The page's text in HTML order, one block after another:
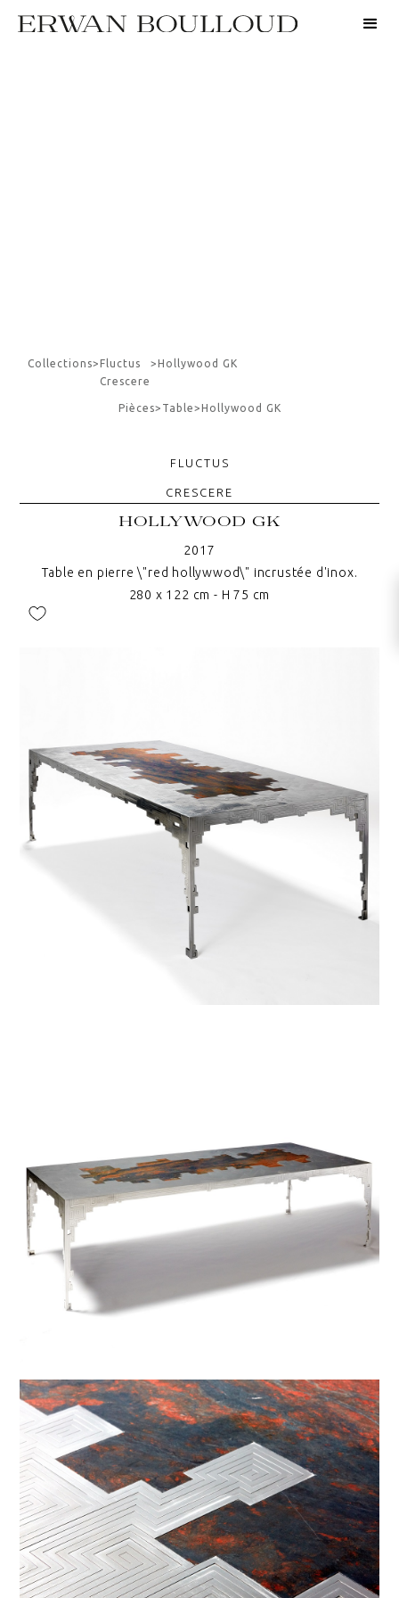
Collections>Fluctus
Crescere
>Hollywood GK
Pièces> Table>Hollywood GK
FLUCTUS
CRESCERE
HOLLYWOOD GK
2017
Table en pierre \"red hollywwod\" incrustée d'inox.
280 x 122 cm - H 75 cm